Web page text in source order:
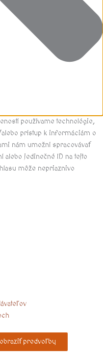
používame technológie,
prístup k informáciám o
nám umožní spracovávať
alebo jedinečné ID na tejto
môže nepriaznivo
predvoľby